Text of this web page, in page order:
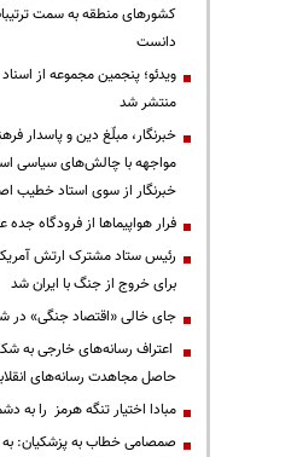
کشورهای منطقه به سمت
دانست
ویدئو؛ پنجمین مجموعه از
منتشر شد
خبرنگار، مبلّغ دین و پاسدار
مواجهه با چالش‌های سیاسی
خبرنگار از سوی استاد خطیب
فرار هواپیماها از فرودگاه جده
رئیس ستاد مشترک ارتش
برای خروج از جنگ با ایران شد
جای خالی «اقتصاد جنگی» در
اعتراف رسانه‌های خارجی به
حاصل مجاهدت رسانه‌های
مبادا اختیار تنگه هرمز را به
صمصامی خطاب به پزشکیان: به